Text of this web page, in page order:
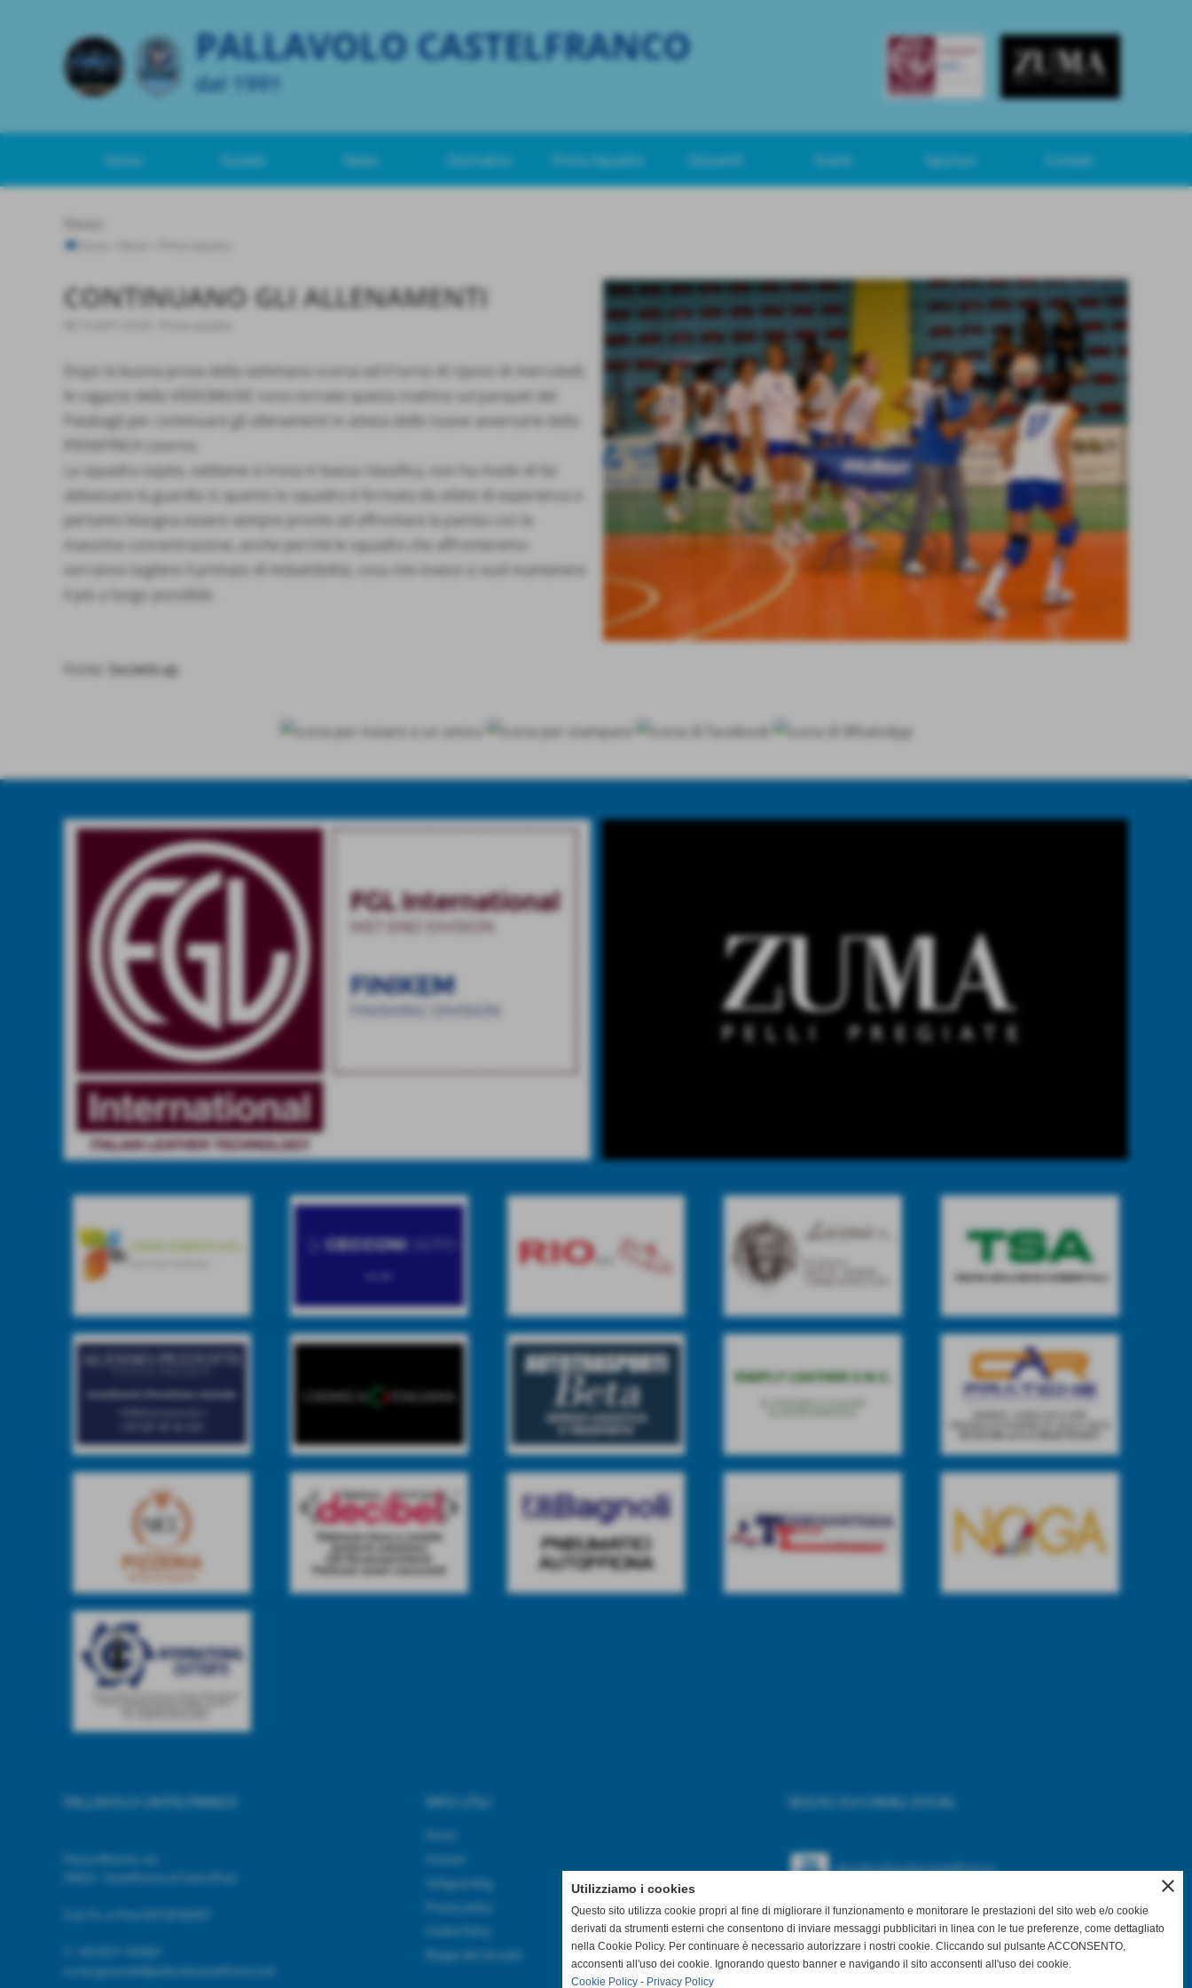
PALLAVOLO CASTELFRANCO
dal 1991
Home Società News Giornalino Prima Squadra Giovanili Eventi Sponsor Contatti
CONTINUANO GLI ALLENAMENTI
Dopo la buona prova della settimana scorsa ed il turno di riposo di mercoledì,
le ragazze della VIDEOMUSIC sono tornate questa mattina sul parquet del
Palabagli per continuare gli allenamenti in attesa delle nuove avversarie della
PEDIATRICA Livorno.
La squadra ospite, sebbene si trova in bassa classifica, non ha modo di far
abbassare la guardia in quanto la squadra è formata da atlete di esperienza e
pertanto bisogna essere sempre pronte ad affrontare la partita con la
massima concentrazione, anche perchè le squadre che affronteremo
vorranno togliere il primato di imbattibilità, cosa che invece si vuol mantenere
il più a lungo possibile.
Fonte: Società ap
PALLAVOLO CASTELFRANCO
e.mail giovanile@pallavolocastelfranco.net
INFO UTILI
Contatti
Safeguarding
Mappa del sito web
SEGUICI SUI CANALI SOCIAL
@asdpallavolocastelfranco
@asdpallavolocastelfranco
Community Asd Pallavolo Castelfranco
close
Utilizziamo i cookies
Questo sito utilizza cookie propri al fine di migliorare il funzionamento e monitorare le prestazioni del sito web e/o cookie
derivati da strumenti esterni che consentono di inviare messaggi pubblicitari in linea con le tue preferenze, come dettagliato
nella Cookie Policy. Per continuare è necessario autorizzare i nostri cookie. Cliccando sul pulsante ACCONSENTO,
acconsenti all'uso dei cookie. Ignorando questo banner e navigando il sito acconsenti all'uso dei cookie.
Cookie Policy - Privacy Policy